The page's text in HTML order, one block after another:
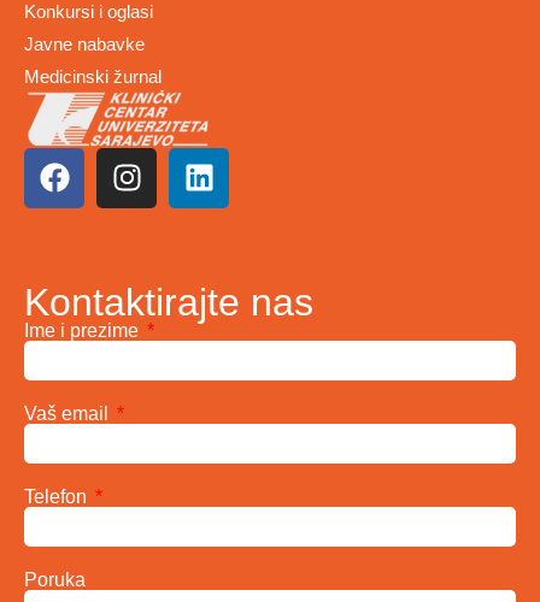
Konkursi i oglasi
Javne nabavke
Medicinski žurnal
Kontaktirajte nas
Ime i prezime
Vaš email
Telefon
Poruka